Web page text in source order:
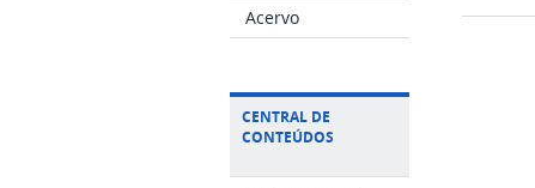
Acervo
CENTRAL DE
CONTEÚDOS